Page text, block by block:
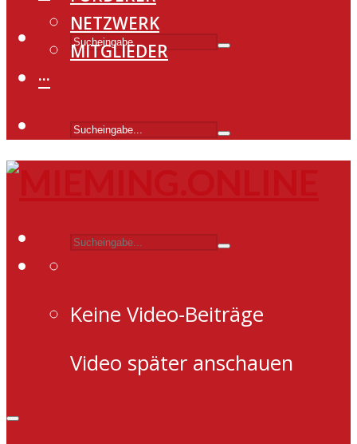
NETZWERK
MITGLIEDER
···
Keine Video-Beiträge
Video später anschauen